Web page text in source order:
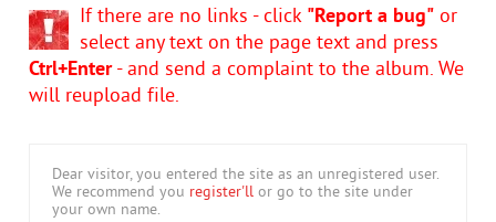
If there are no links - click "Report a bug" or
select any text on the page text and press
Ctrl+Enter- and send a complaint to the album. We
will reupload file.
Dear visitor, you entered the site as an unregistered user.
We recommend you register'll or go to the site under
your own name.